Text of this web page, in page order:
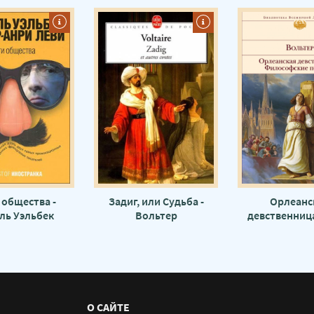
-
Уэльбек
Задиг, или Судьба -
Вольтер
О САЙТЕ